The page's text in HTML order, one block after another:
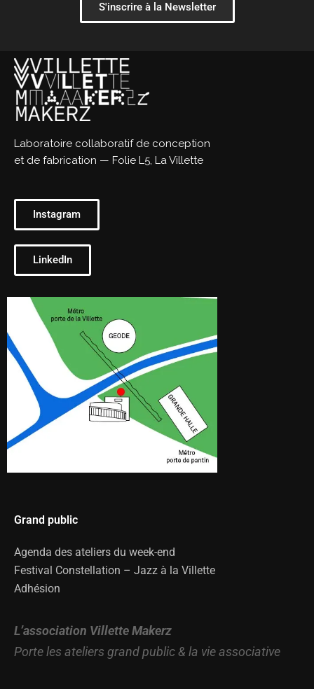
S'inscrire à la Newsletter
Laboratoire collaboratif de conception
et de fabrication — Folie L5, La Villette
Instagram
LinkedIn
Grand public
Agenda des ateliers du week-end
Festival Constellation – Jazz à la Villette
Adhésion
L’association Villette Makerz
Porte les ateliers grand public & la vie associative